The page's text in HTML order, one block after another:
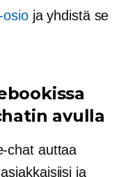
osioja yhdistä se
avulla
chat auttaa
ja